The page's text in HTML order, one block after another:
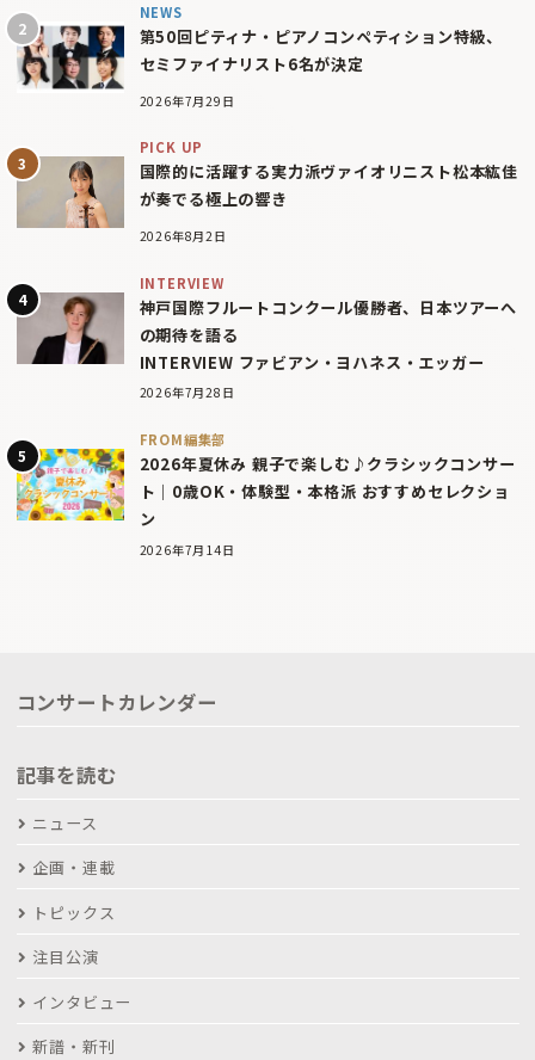
NEWS
第50回ピティナ・ピアノコンペティション特級、
セミファイナリスト6名が決定
2026年7月29日
PICK UP
国際的に活躍する実力派ヴァイオリニスト松本紘佳
が奏でる極上の響き
2026年8月2日
INTERVIEW
神戸国際フルートコンクール優勝者、日本ツアーへ
の期待を語る
INTERVIEW ファビアン・ヨハネス・エッガー
2026年7月28日
FROM編集部
2026年夏休み 親子で楽しむ♪クラシックコンサー
ト｜0歳OK・体験型・本格派 おすすめセレクショ
ン
2026年7月14日
コンサートカレンダー
記事を読む
ニュース
企画・連載
トピックス
注目公演
インタビュー
新譜・新刊